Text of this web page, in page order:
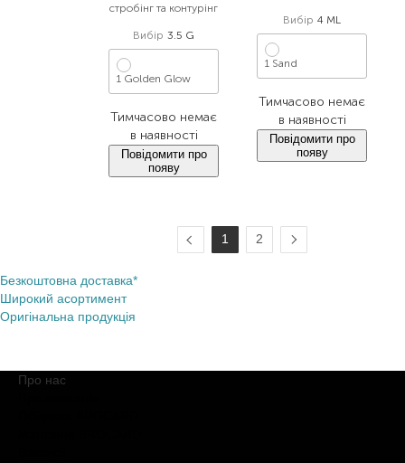
стробінг та контурінг
Вибір 3.5 G
1 Golden Glow
Тимчасово немає
в наявності
Повідомити про
появу
Вибір 4 ML
1 Sand
Тимчасово немає
в наявності
Повідомити про
появу
1 2
Безкоштовна доставка*
Широкий асортимент
Оригінальна продукція
Про нас